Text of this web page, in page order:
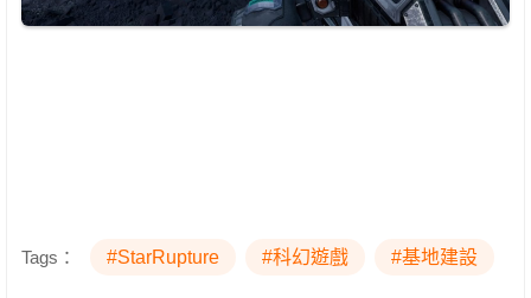
Tags： #StarRupture #科幻遊戲 #基地建設